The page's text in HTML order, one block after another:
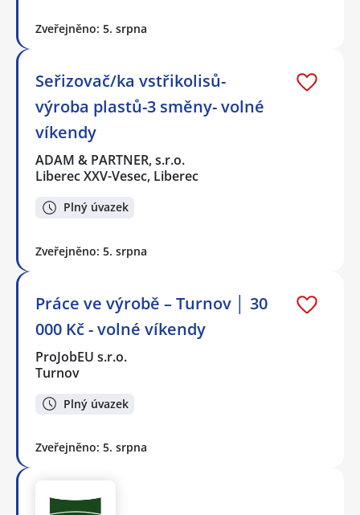
Zveřejněno: 5. srpna
Seřizovač/ka vstřikolisů-
výroba plastů-3 směny- volné
víkendy
ADAM & PARTNER, s.r.o.
Liberec XXV-Vesec, Liberec
Plný úvazek
Zveřejněno: 5. srpna
Práce ve výrobě – Turnov │ 30
000 Kč - volné víkendy
ProJobEU s.r.o.
Turnov
Plný úvazek
Zveřejněno: 5. srpna